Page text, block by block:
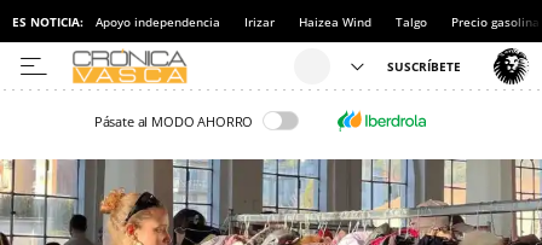
ES NOTICIA: Apoyo independencia Irizar Haizea Wind Talgo Precio gasolina
Pásate al MODO AHORRO